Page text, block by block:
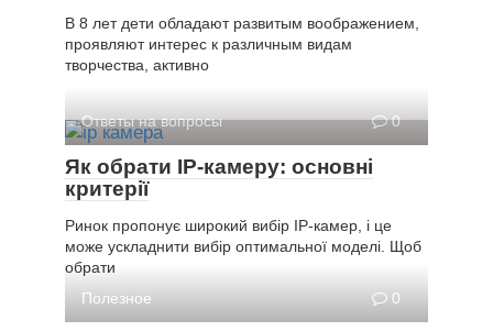
В 8 лет дети обладают развитым воображением,
проявляют интерес к различным видам
творчества, активно
Ответы на вопросы 0
Як обрати IP-камеру: основні
критерії
Ринок пропонує широкий вибір IP-камер, і це
може ускладнити вибір оптимальної моделі. Щоб
обрати
Полезное
0